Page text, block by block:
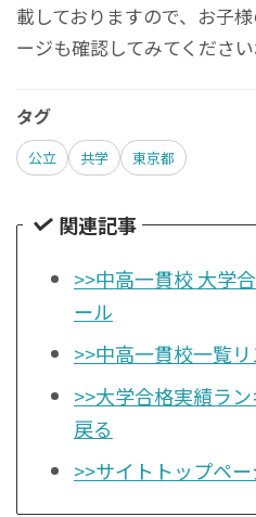
載しておりますので、お子
ージも確認してみてください
タグ
公立 共学 東京都
関連記事
>>中高一貫校 大学
ール
>>中高一貫校一覧
>>大学合格実績ラ
戻る
>>サイトトップペ